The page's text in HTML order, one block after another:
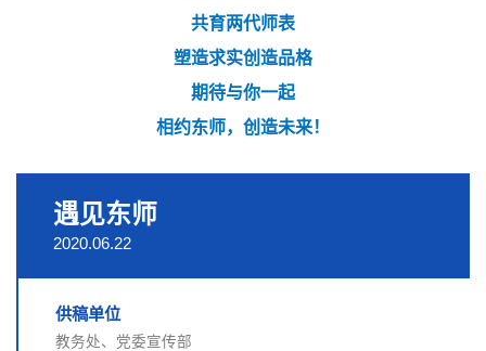
遇见东师
2020.06.22
供稿单位
教务处、党委宣传部
共育两代师表
塑造求实创造品格
期待与你一起
相约东师，创造未来！